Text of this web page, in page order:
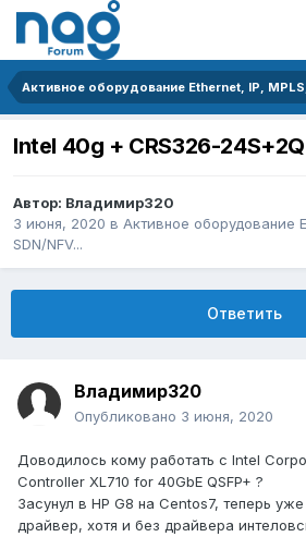
Intel 40g + CRS326-
Автор: Владимир320
3 июня, 2020 в Активное оборудование
SDN/NFV...
Ответить
Владимир320
Опубликовано 3 июня, 2020
Доводилось кому работать с Intel
Controller XL710 for 40GbE QSFP+ ?
Засунул в HP G8 на Centos7, теперь
драйвер, хотя и без драйвера